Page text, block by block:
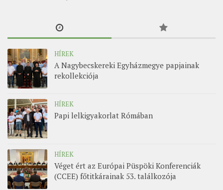
HÍREK
A Nagybecskereki Egyházmegye papjainak
rekollekciója
HÍREK
Papi lelkigyakorlat Rómában
HÍREK
Véget ért az Európai Püspöki Konferenciák
(CCEE) főtitkárainak 53. találkozója